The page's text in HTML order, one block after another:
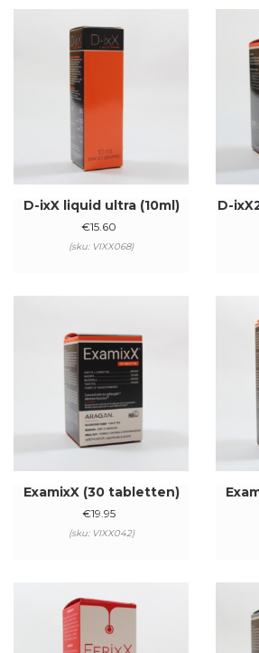
D-ixX liquid ultra (10ml)
€15.60
(sku: VIXX068)
D-
ExamixX (30 tabletten)
€19.95
(sku: VIXX042)